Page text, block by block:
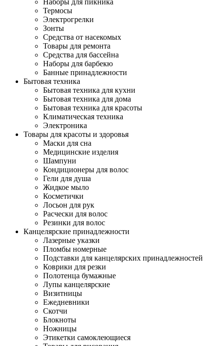
Наборы для пикника
Термосы
Электрогрелки
Зонты
Средства от насекомых
Товары для ремонта
Средства для бассейна
Наборы для барбекю
Банные принадлежности
Бытовая техника
Бытовая техника для кухни
Бытовая техника для дома
Бытовая техника для красоты
Климатическая техника
Электроника
Товары для красоты и здоровья
Маски для сна
Медицинские изделия
Шампуни
Кондиционеры для волос
Гели для душа
Жидкое мыло
Косметички
Лосьон для рук
Расчески для волос
Резинки для волос
Канцелярские принадлежности
Лазерные указки
Пломбы номерные
Подставки для канцелярских принадлежностей
Коврики для резки
Полотенца бумажные
Лупы канцелярские
Визитницы
Ежедневники
Скотчи
Блокноты
Ножницы
Этикетки самоклеющиеся